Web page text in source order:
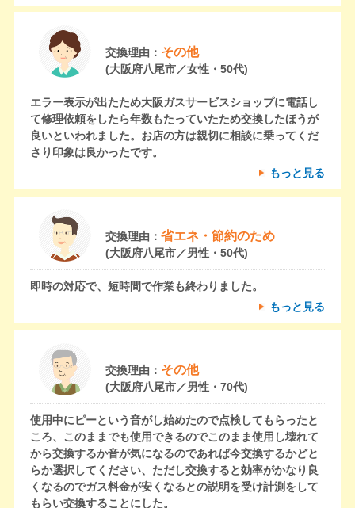
交換理由： その他
(大阪府八尾市／女性・50代)
エラー表示が出たため大阪ガスサービスショップに電話し
て修理依頼をしたら年数もたっていたため交換したほうが
良いといわれました。お店の方は親切に相談に乗ってくだ
さり印象は良かったです。
もっと見る
交換理由： 省エネ・節約のため
(大阪府八尾市／男性・50代)
即時の対応で、短時間で作業も終わりました。
もっと見る
交換理由： その他
(大阪府八尾市／男性・70代)
使用中にピーという音がし始めたので点検してもらったと
ころ、このままでも使用できるのでこのまま使用し壊れて
から交換するか音が気になるのであれば今交換するかどと
らか選択してください、ただし交換すると効率がかなり良
くなるのでガス料金が安くなるとの説明を受け計測をして
もらい交換することにした。